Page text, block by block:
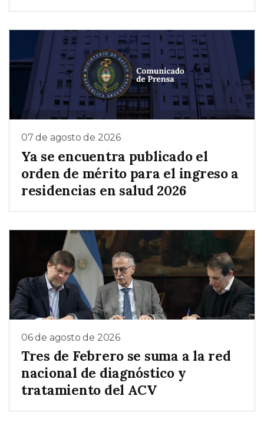
07 de agosto de 2026
Ya se encuentra publicado el
orden de mérito para el ingreso a
residencias en salud 2026
06 de agosto de 2026
Tres de Febrero se suma a la red
nacional de diagnóstico y
tratamiento del ACV